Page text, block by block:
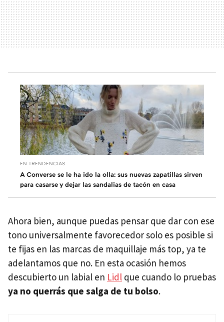
EN TRENDENCIAS
A Converse se le ha ido la olla: sus nuevas zapatillas sirven
para casarse y dejar las sandalias de tacón en casa
Ahora bien, aunque puedas pensar que dar con ese
tono universalmente favorecedor solo es posible si
te fijas en las marcas de maquillaje más top, ya te
adelantamos que no. En esta ocasión hemos
descubierto un labial en Lidl que cuando lo pruebas
ya no querrás que salga de tu bolso.